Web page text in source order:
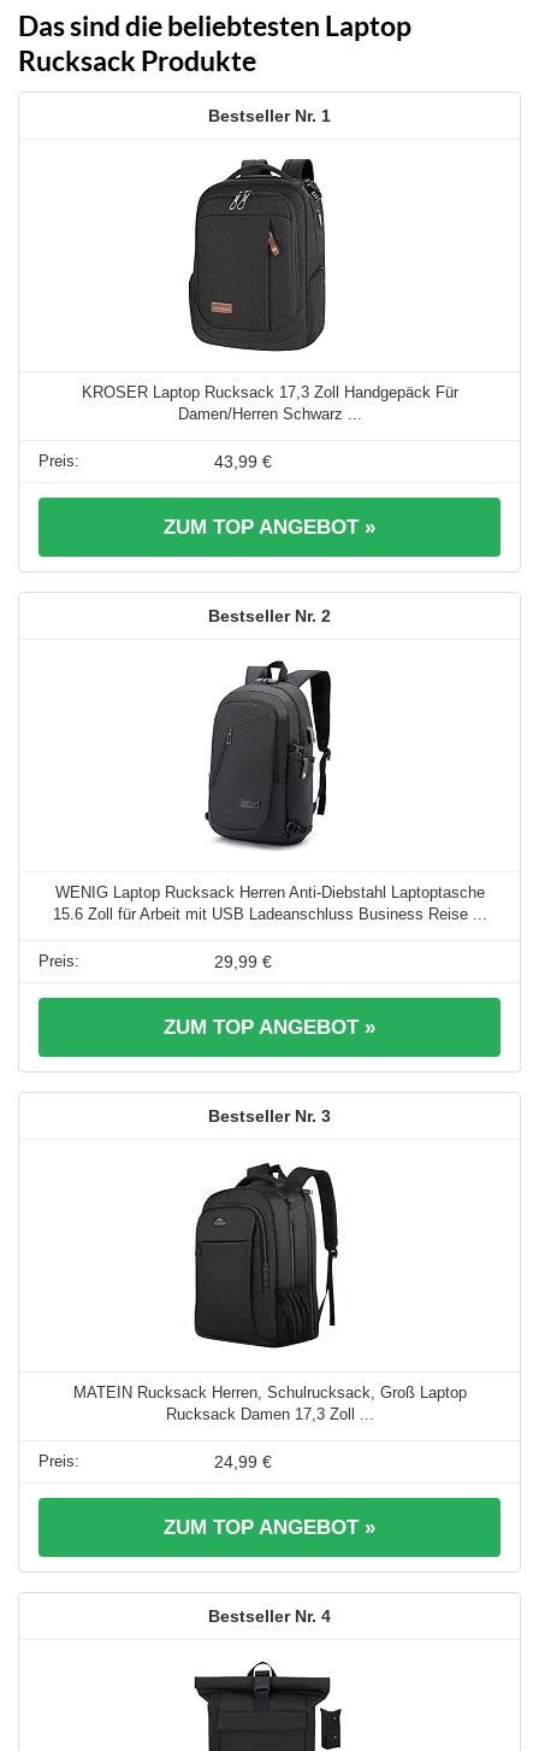
Das sind die beliebtesten Laptop
Rucksack Produkte
1
KROSER Laptop Rucksack 17,3 Zoll Handgepäck Für
Damen/Herren Schwarz ...
43,99 €
ZUM TOP ANGEBOT »
2
WENIG Laptop Rucksack Herren Anti-Diebstahl Laptoptasche
15.6 Zoll für Arbeit mit USB Ladeanschluss Business Reise ...
29,99 €
ZUM TOP ANGEBOT »
3
MATEIN Rucksack Herren, Schulrucksack, Groß Laptop
Rucksack Damen 17,3 Zoll ...
24,99 €
ZUM TOP ANGEBOT »
4